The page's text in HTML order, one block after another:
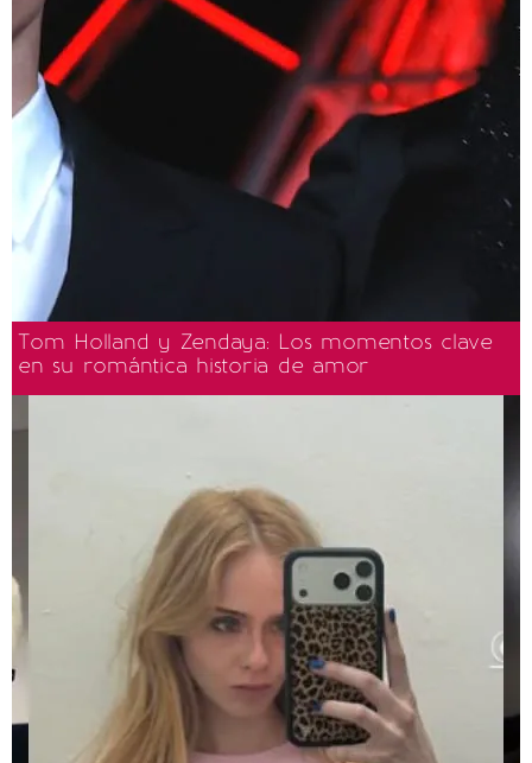
Tom Holland y Zendaya: Los momentos clave
en su romántica historia de amor